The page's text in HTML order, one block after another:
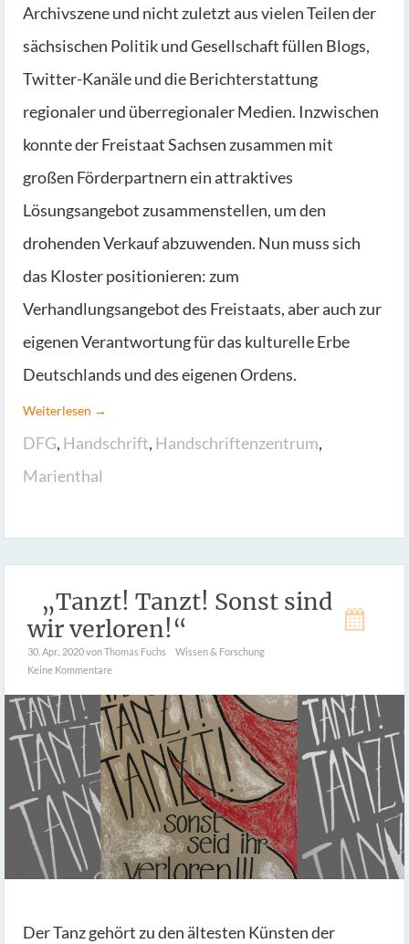
Archivszene und nicht zuletzt aus vielen Teilen der
sächsischen Politik und Gesellschaft füllen Blogs,
Twitter-Kanäle und die Berichterstattung
regionaler und überregionaler Medien. Inzwischen
konnte der Freistaat Sachsen zusammen mit
großen Förderpartnern ein attraktives
Lösungsangebot zusammenstellen, um den
drohenden Verkauf abzuwenden. Nun muss sich
das Kloster positionieren: zum
Verhandlungsangebot des Freistaats, aber auch zur
eigenen Verantwortung für das kulturelle Erbe
Deutschlands und des eigenen Ordens.
Weiterlesen →
DFG, Handschrift, Handschriftenzentrum,
Marienthal
„Tanzt! Tanzt! Sonst sind
wir verloren!“
30. Apr.. 2020von Thomas Fuchs
Wissen & Forschung
Keine Kommentare
Der Tanz gehört zu den ältesten Künsten der